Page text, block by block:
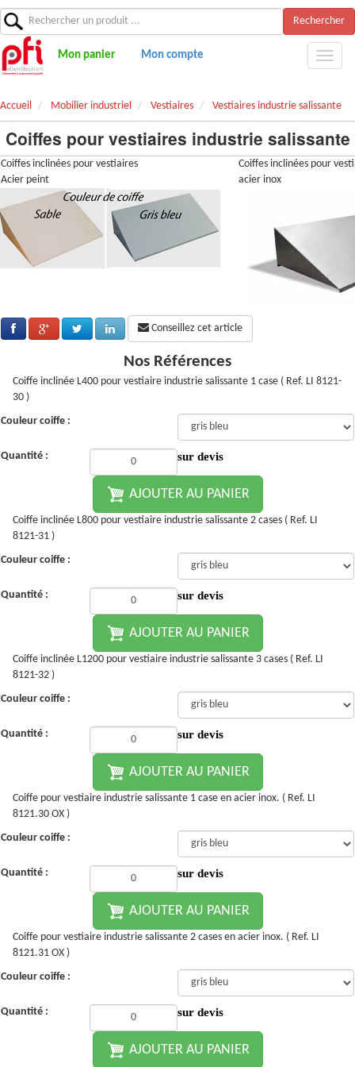
Rechercher
Mon panier Mon compte
Accueil Mobilier industriel Vestiaires Vestiaires industrie salissante
Coiffes pour vestiaires industrie salissante
Coiffes inclinées pour vestiaires
Acier peint
Coiffes inclinées pour
acier inox
Conseillez cet article
Nos Références
Coiffe inclinée L400 pour vestiaire industrie salissante 1 case ( Ref. LI 8121-
30 )
Couleur coiffe :
Quantité : sur devis
AJOUTER AU PANIER
Coiffe inclinée L800 pour vestiaire industrie salissante 2 cases ( Ref. LI
8121-31 )
Couleur coiffe :
Quantité : sur devis
AJOUTER AU PANIER
Coiffe inclinée L1200 pour vestiaire industrie salissante 3 cases ( Ref. LI
8121-32 )
Couleur coiffe :
Quantité : sur devis
AJOUTER AU PANIER
Coiffe pour vestiaire industrie salissante 1 case en acier inox. ( Ref. LI
8121.30 OX )
Couleur coiffe :
Quantité : sur devis
AJOUTER AU PANIER
Coiffe pour vestiaire industrie salissante 2 cases en acier inox. ( Ref. LI
8121.31 OX )
Couleur coiffe :
Quantité : sur devis
AJOUTER AU PANIER